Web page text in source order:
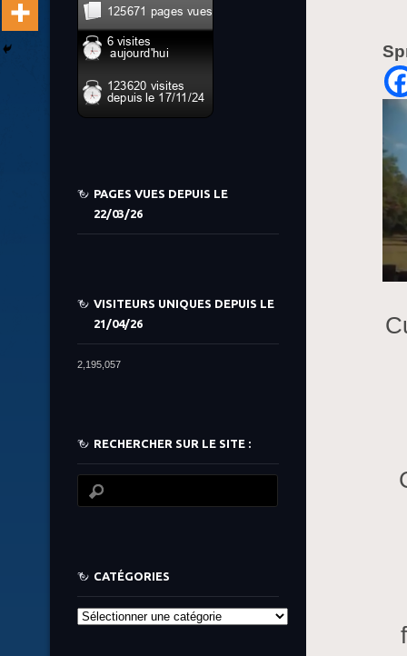
PAGES VUES DEPUIS LE
22/03/26
VISITEURS UNIQUES DEPUIS LE
21/04/26
2,195,057
RECHERCHER SUR LE SITE :
CATÉGORIES
Catégories